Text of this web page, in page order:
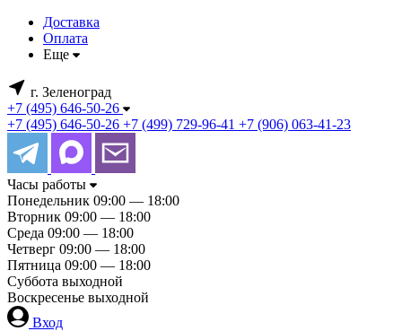
Доставка
Оплата
Еще
г. Зеленоград
+7 (495) 646-50-26
+7 (495) 646-50-26 +7 (499) 729-96-41 +7 (906) 063-41-23
Часы работы
Понедельник 09:00 — 18:00
Вторник 09:00 — 18:00
Среда 09:00 — 18:00
Четверг 09:00 — 18:00
Пятница 09:00 — 18:00
Суббота выходной
Воскресенье выходной
Вход